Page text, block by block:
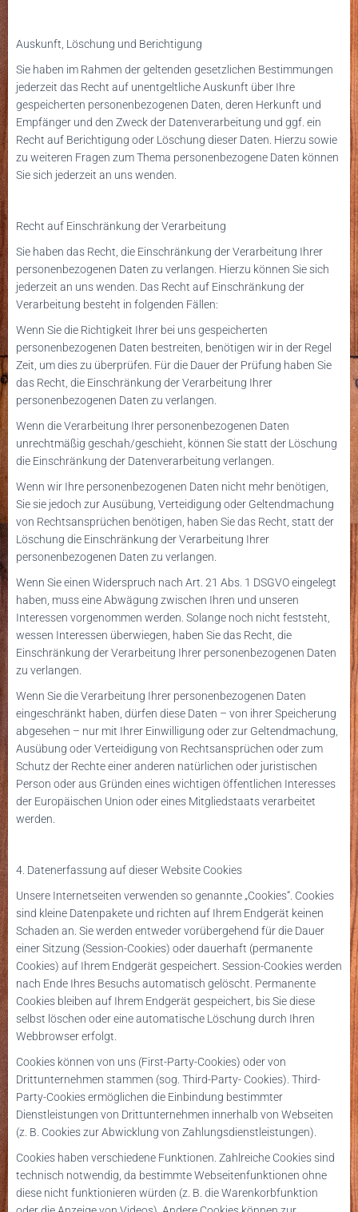
Auskunft, Löschung und Berichtigung
Sie haben im Rahmen der geltenden gesetzlichen Bestimmungen
jederzeit das Recht auf unentgeltliche Auskunft über Ihre
gespeicherten personenbezogenen Daten, deren Herkunft und
Empfänger und den Zweck der Datenverarbeitung und ggf. ein
Recht auf Berichtigung oder Löschung dieser Daten. Hierzu sowie
zu weiteren Fragen zum Thema personenbezogene Daten können
Sie sich jederzeit an uns wenden.
Recht auf Einschränkung der Verarbeitung
Sie haben das Recht, die Einschränkung der Verarbeitung Ihrer
personenbezogenen Daten zu verlangen. Hierzu können Sie sich
jederzeit an uns wenden. Das Recht auf Einschränkung der
Verarbeitung besteht in folgenden Fällen:
Wenn Sie die Richtigkeit Ihrer bei uns gespeicherten
personenbezogenen Daten bestreiten, benötigen wir in der Regel
Zeit, um dies zu überprüfen. Für die Dauer der Prüfung haben Sie
das Recht, die Einschränkung der Verarbeitung Ihrer
personenbezogenen Daten zu verlangen.
Wenn die Verarbeitung Ihrer personenbezogenen Daten
unrechtmäßig geschah/geschieht, können Sie statt der Löschung
die Einschränkung der Datenverarbeitung verlangen.
Wenn wir Ihre personenbezogenen Daten nicht mehr benötigen,
Sie sie jedoch zur Ausübung, Verteidigung oder Geltendmachung
von Rechtsansprüchen benötigen, haben Sie das Recht, statt der
Löschung die Einschränkung der Verarbeitung Ihrer
personenbezogenen Daten zu verlangen.
Wenn Sie einen Widerspruch nach Art. 21 Abs. 1 DSGVO eingelegt
haben, muss eine Abwägung zwischen Ihren und unseren
Interessen vorgenommen werden. Solange noch nicht feststeht,
wessen Interessen überwiegen, haben Sie das Recht, die
Einschränkung der Verarbeitung Ihrer personenbezogenen Daten
zu verlangen.
Wenn Sie die Verarbeitung Ihrer personenbezogenen Daten
eingeschränkt haben, dürfen diese Daten – von ihrer Speicherung
abgesehen – nur mit Ihrer Einwilligung oder zur Geltendmachung,
Ausübung oder Verteidigung von Rechtsansprüchen oder zum
Schutz der Rechte einer anderen natürlichen oder juristischen
Person oder aus Gründen eines wichtigen öffentlichen Interesses
der Europäischen Union oder eines Mitgliedstaats verarbeitet
werden.
4. Datenerfassung auf dieser Website Cookies
Unsere Internetseiten verwenden so genannte „Cookies“. Cookies
sind kleine Datenpakete und richten auf Ihrem Endgerät keinen
Schaden an. Sie werden entweder vorübergehend für die Dauer
einer Sitzung (Session-Cookies) oder dauerhaft (permanente
Cookies) auf Ihrem Endgerät gespeichert. Session-Cookies werden
nach Ende Ihres Besuchs automatisch gelöscht. Permanente
Cookies bleiben auf Ihrem Endgerät gespeichert, bis Sie diese
selbst löschen oder eine automatische Löschung durch Ihren
Webbrowser erfolgt.
Cookies können von uns (First-Party-Cookies) oder von
Drittunternehmen stammen (sog. Third-Party- Cookies). Third-
Party-Cookies ermöglichen die Einbindung bestimmter
Dienstleistungen von Drittunternehmen innerhalb von Webseiten
(z. B. Cookies zur Abwicklung von Zahlungsdienstleistungen).
Cookies haben verschiedene Funktionen. Zahlreiche Cookies sind
technisch notwendig, da bestimmte Webseitenfunktionen ohne
diese nicht funktionieren würden (z. B. die Warenkorbfunktion